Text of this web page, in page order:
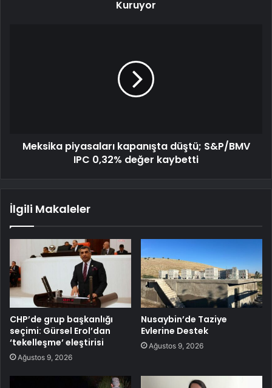
Kuruyor
Meksika piyasaları kapanışta düştü; S&P/BMV
IPC 0,32% değer kaybetti
İlgili Makaleler
CHP’de grup başkanlığı
seçimi: Gürsel Erol’dan
‘tekelleşme’ eleştirisi
Ağustos 9, 2026
Nusaybin’de Taziye
Evlerine Destek
Ağustos 9, 2026